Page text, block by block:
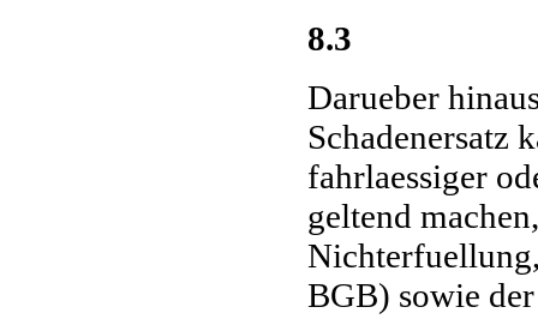
8.3
Darueber
Schadenersatz
fahrlaessiger
geltend
BGB) sowie